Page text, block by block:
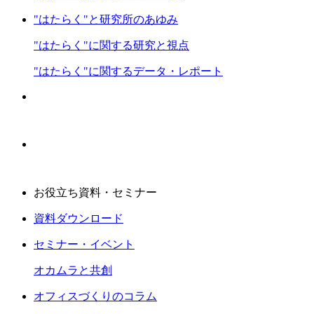
"はたらく"と研究所のあゆみ
"はたらく"に関する研究と視点
"はたらく"に関するデータ・レポート
お役立ち資料・セミナー
資料ダウンロード
セミナー・イベント
オカムラと共創
オフィスづくりのコラム